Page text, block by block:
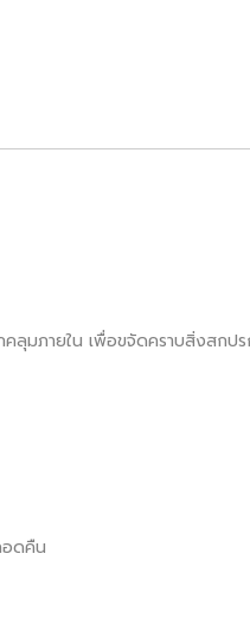
มภายใน เพื่อขจัดคราบสิ่งสกป
อดคืน